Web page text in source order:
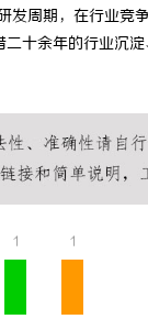
发周期，在行业
十余年的行业沉
1 1